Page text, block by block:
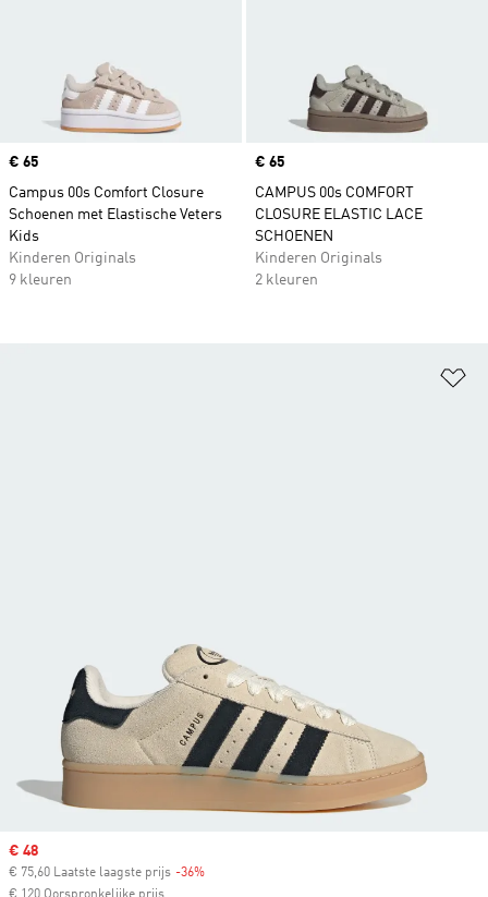
Price
€ 65
Campus 00s Comfort Closure
Schoenen met Elastische Veters
Kids
Kinderen Originals
9 kleuren
Price
€ 65
CAMPUS 00s COMFORT
CLOSURE ELASTIC LACE
SCHOENEN
Kinderen Originals
2 kleuren
Sale price
€ 48
€ 75,60 Laatste laagste prijs -36%